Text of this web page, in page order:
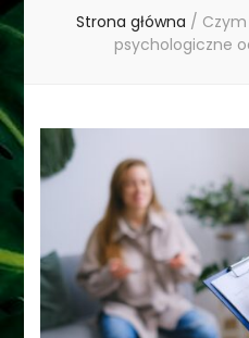
Strona główna /
psychologiczne